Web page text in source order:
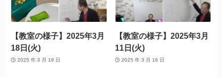
【教室の様子】2025年3月
18日(火)
2025 年 3 月 19 日
【教室の様子】2025年3月
11日(火)
2025 年 3 月 16 日